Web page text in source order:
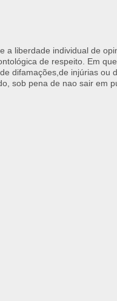
a liberdade individual de
de respeito. Em
difamações,de injúrias ou
sob pena de nao sair em